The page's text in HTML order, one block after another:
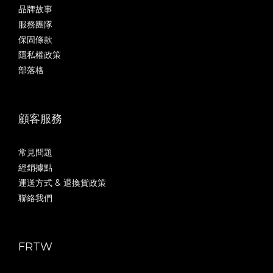
品牌故事
服務團隊
保固條款
隱私權政策
部落格
顧客服務
常見問題
經銷據點
運送方式 & 退換貨政策
聯絡我們
FRTW